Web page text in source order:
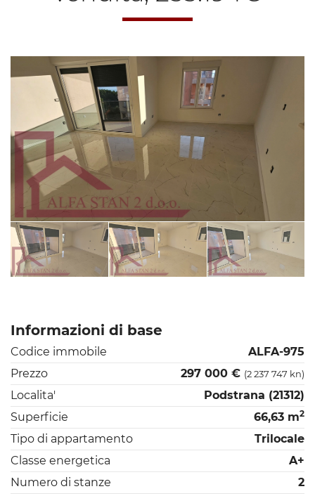
Informazioni di base
Codice immobile
ALFA-975
Prezzo
297 000 € (2 237 747 kn)
Localita'
Podstrana (21312)
Superficie
66,63 m2
Tipo di appartamento
Trilocale
Classe energetica
A+
Numero di stanze
2